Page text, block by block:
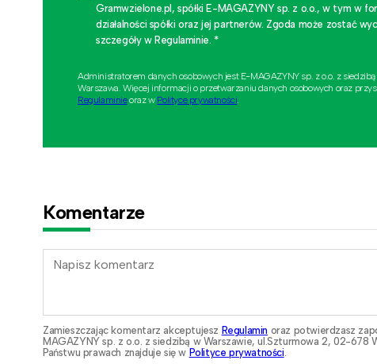
Gramwzielone.pl, spółki E-MAGAZYNY sp. z o.o., w tym w
działalności spółki oraz jej partnerów. Zgoda może zostać
szczegóły w Regulaminie. *
Administratorem danych osobowych jest E-MAGAZYNY sp. z o.o. z
Warszawa. Więcej informacji o przetwarzaniu danych osobowych oraz
Regulaminieoraz w Polityce prywatności
Komentarze
Zamieszczając komentarz akceptujesz Regulamin oraz potwierdzasz
MAGAZYNY sp. z o.o. z siedzibą w Warszawie, ul.Szturmowa 2, 02-678
Państwu prawach znajduje się w Polityce prywatności